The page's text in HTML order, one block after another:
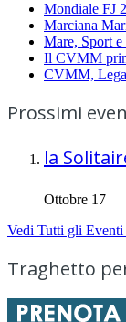
Mondiale FJ
Marciana
Mare, Sport
Il CVMM
CVMM,
Prossimi
la
Ottobre 17
Vedi Tutti gli Eventi
Traghetto per